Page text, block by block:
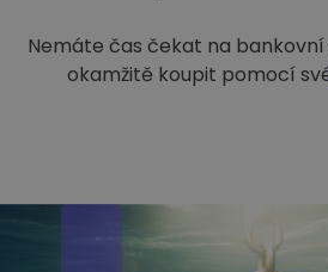
Nemáte čas čekat na bankovní
okamžitě koupit pomocí